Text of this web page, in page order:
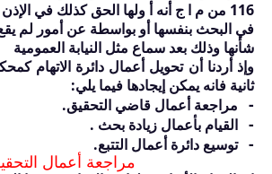
116 من م ا ج أنه أ ولها الحق كذلك في الإذن
في البحث بنفسها أو بواسطة عن أمور لم
شأنها وذلك بعد سماع مثل النيابة العمومية
وإذ أردنا أن تحويل أعمال دائرة الاتهام
ثانية فانه يمكن إيجادها فيما يلي:
- مراجعة أعمال قاضي التحقيق.
- القيام بأعمال زيادة بحث .
- توسيع دائرة أعمال التتبع.
مراجعة أعمال